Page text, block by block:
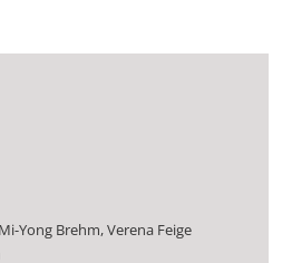
Mi-Yong Brehm, Verena Feige